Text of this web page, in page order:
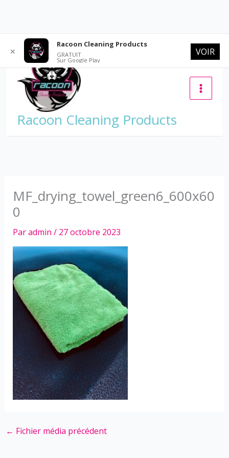
contenu
Racoon Cleaning Products
MF_drying_towel_green6_600x60
0
Paradmin / 27 octobre 2023
← Fichier média précédent
✕
Racoon Cleaning Products
GRATUIT
Sur Google Play
VOIR